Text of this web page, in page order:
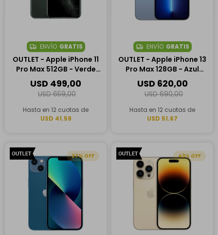
ENVÍO GRATIS
OUTLET - Apple iPhone 11
Pro Max 512GB - Verde
Medianoche
USD 499,00
USD 659,00
Hasta en 12 cuotas de
USD 41.59
ENVÍO GRATIS
OUTLET - Apple iPhone 13
Pro Max 128GB - Azul
Sierra
USD 620,00
USD 690,00
Hasta en 12 cuotas de
USD 51.67
27 43